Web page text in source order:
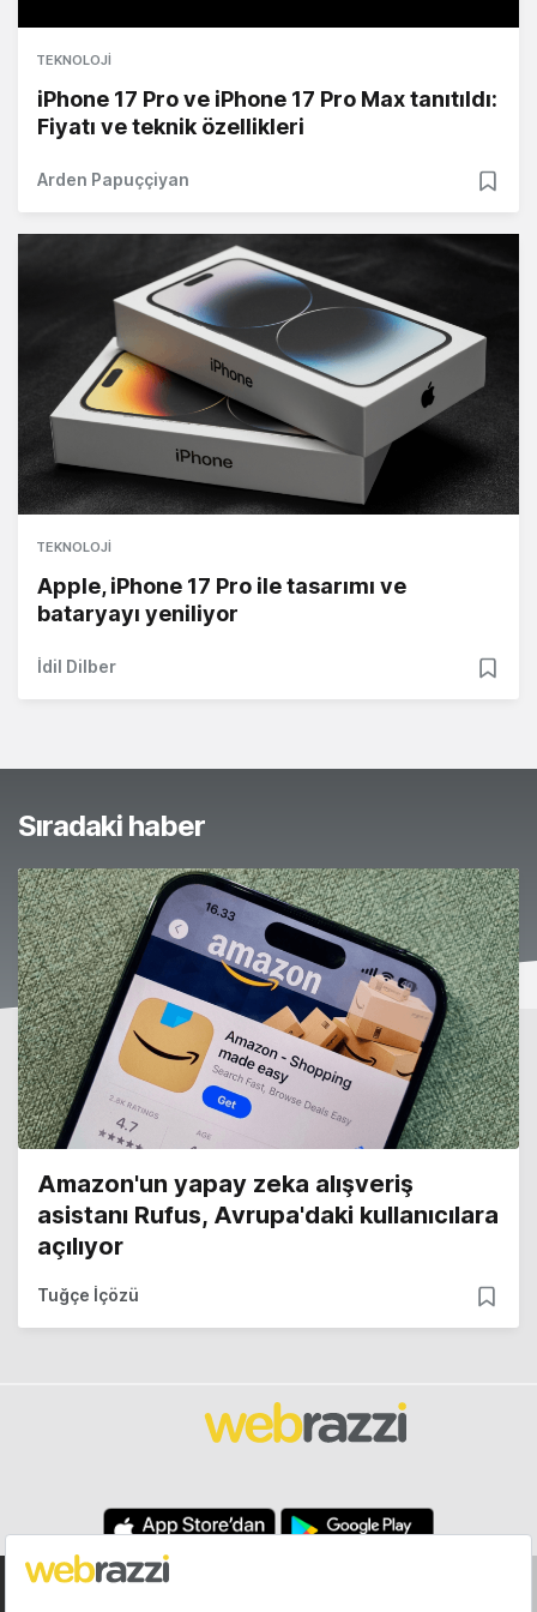
TEKNOLOJI
iPhone 17 Pro ve iPhone 17 Pro Max tanıtıldı:
Fiyatı ve teknik özellikleri
Arden Papuççiyan
TEKNOLOJI
Apple, iPhone 17 Pro ile tasarımı ve
bataryayı yeniliyor
İdil Dilber
Sıradaki haber
Amazon'un yapay zeka alışveriş
asistanı Rufus, Avrupa'daki kullanıcılara
açılıyor
Tuğçe İçözü